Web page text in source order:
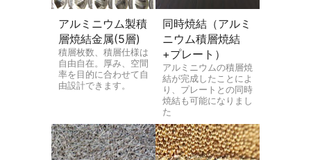
アルミニウム製積
層焼結金属(5層)
積層枚数、積層仕様は
自由自在。厚み、空間
率を目的に合わせて自
由設計できます。
同時焼結（アルミ
ニウム積層焼結
+プレート）
アルミニウムの積層焼
結が完成したことによ
り、プレートとの同時
焼結も可能になりまし
た